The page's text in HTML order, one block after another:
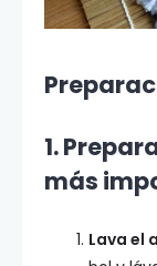
1.
más
Lava el